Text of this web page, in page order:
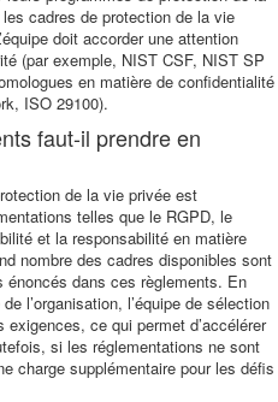
cadres de protection de la vie
doit accorder une attention
(par exemple, NIST CSF, NIST SP
en matière de confidentialité
ISO 29100).
faut-il prendre en
de la vie privée est
telles que le RGPD, le
et la responsabilité en matière
nombre des cadres disponibles sont
dans ces règlements. En
l’organisation, l’équipe de sélection
ce qui permet d’accélérer
si les réglementations ne sont
charge supplémentaire pour les défis